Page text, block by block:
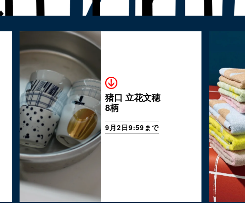
猪口 立花文穂
8柄
9月2日9:59まで